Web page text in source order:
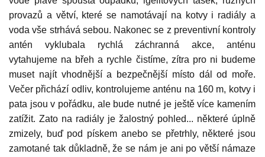
provazů a větví, které se namotávají na kotvy i radiály a
voda vše strhává sebou. Nakonec se z preventivní kontroly
antén vyklubala rychlá záchranná akce, anténu
vytahujeme na břeh a rychle čistíme, zítra pro ni budeme
muset najít vhodnější a bezpečnější místo dál od moře.
Večer přichází odliv, kontrolujeme anténu na 160 m, kotvy i
pata jsou v pořádku, ale bude nutné je ještě více kamením
zatížit. Zato na radiály je žalostný pohled... některé úplně
zmizely, buď pod pískem anebo se přetrhly, některé jsou
zamotané tak důkladně, že se nám je ani po větší námaze